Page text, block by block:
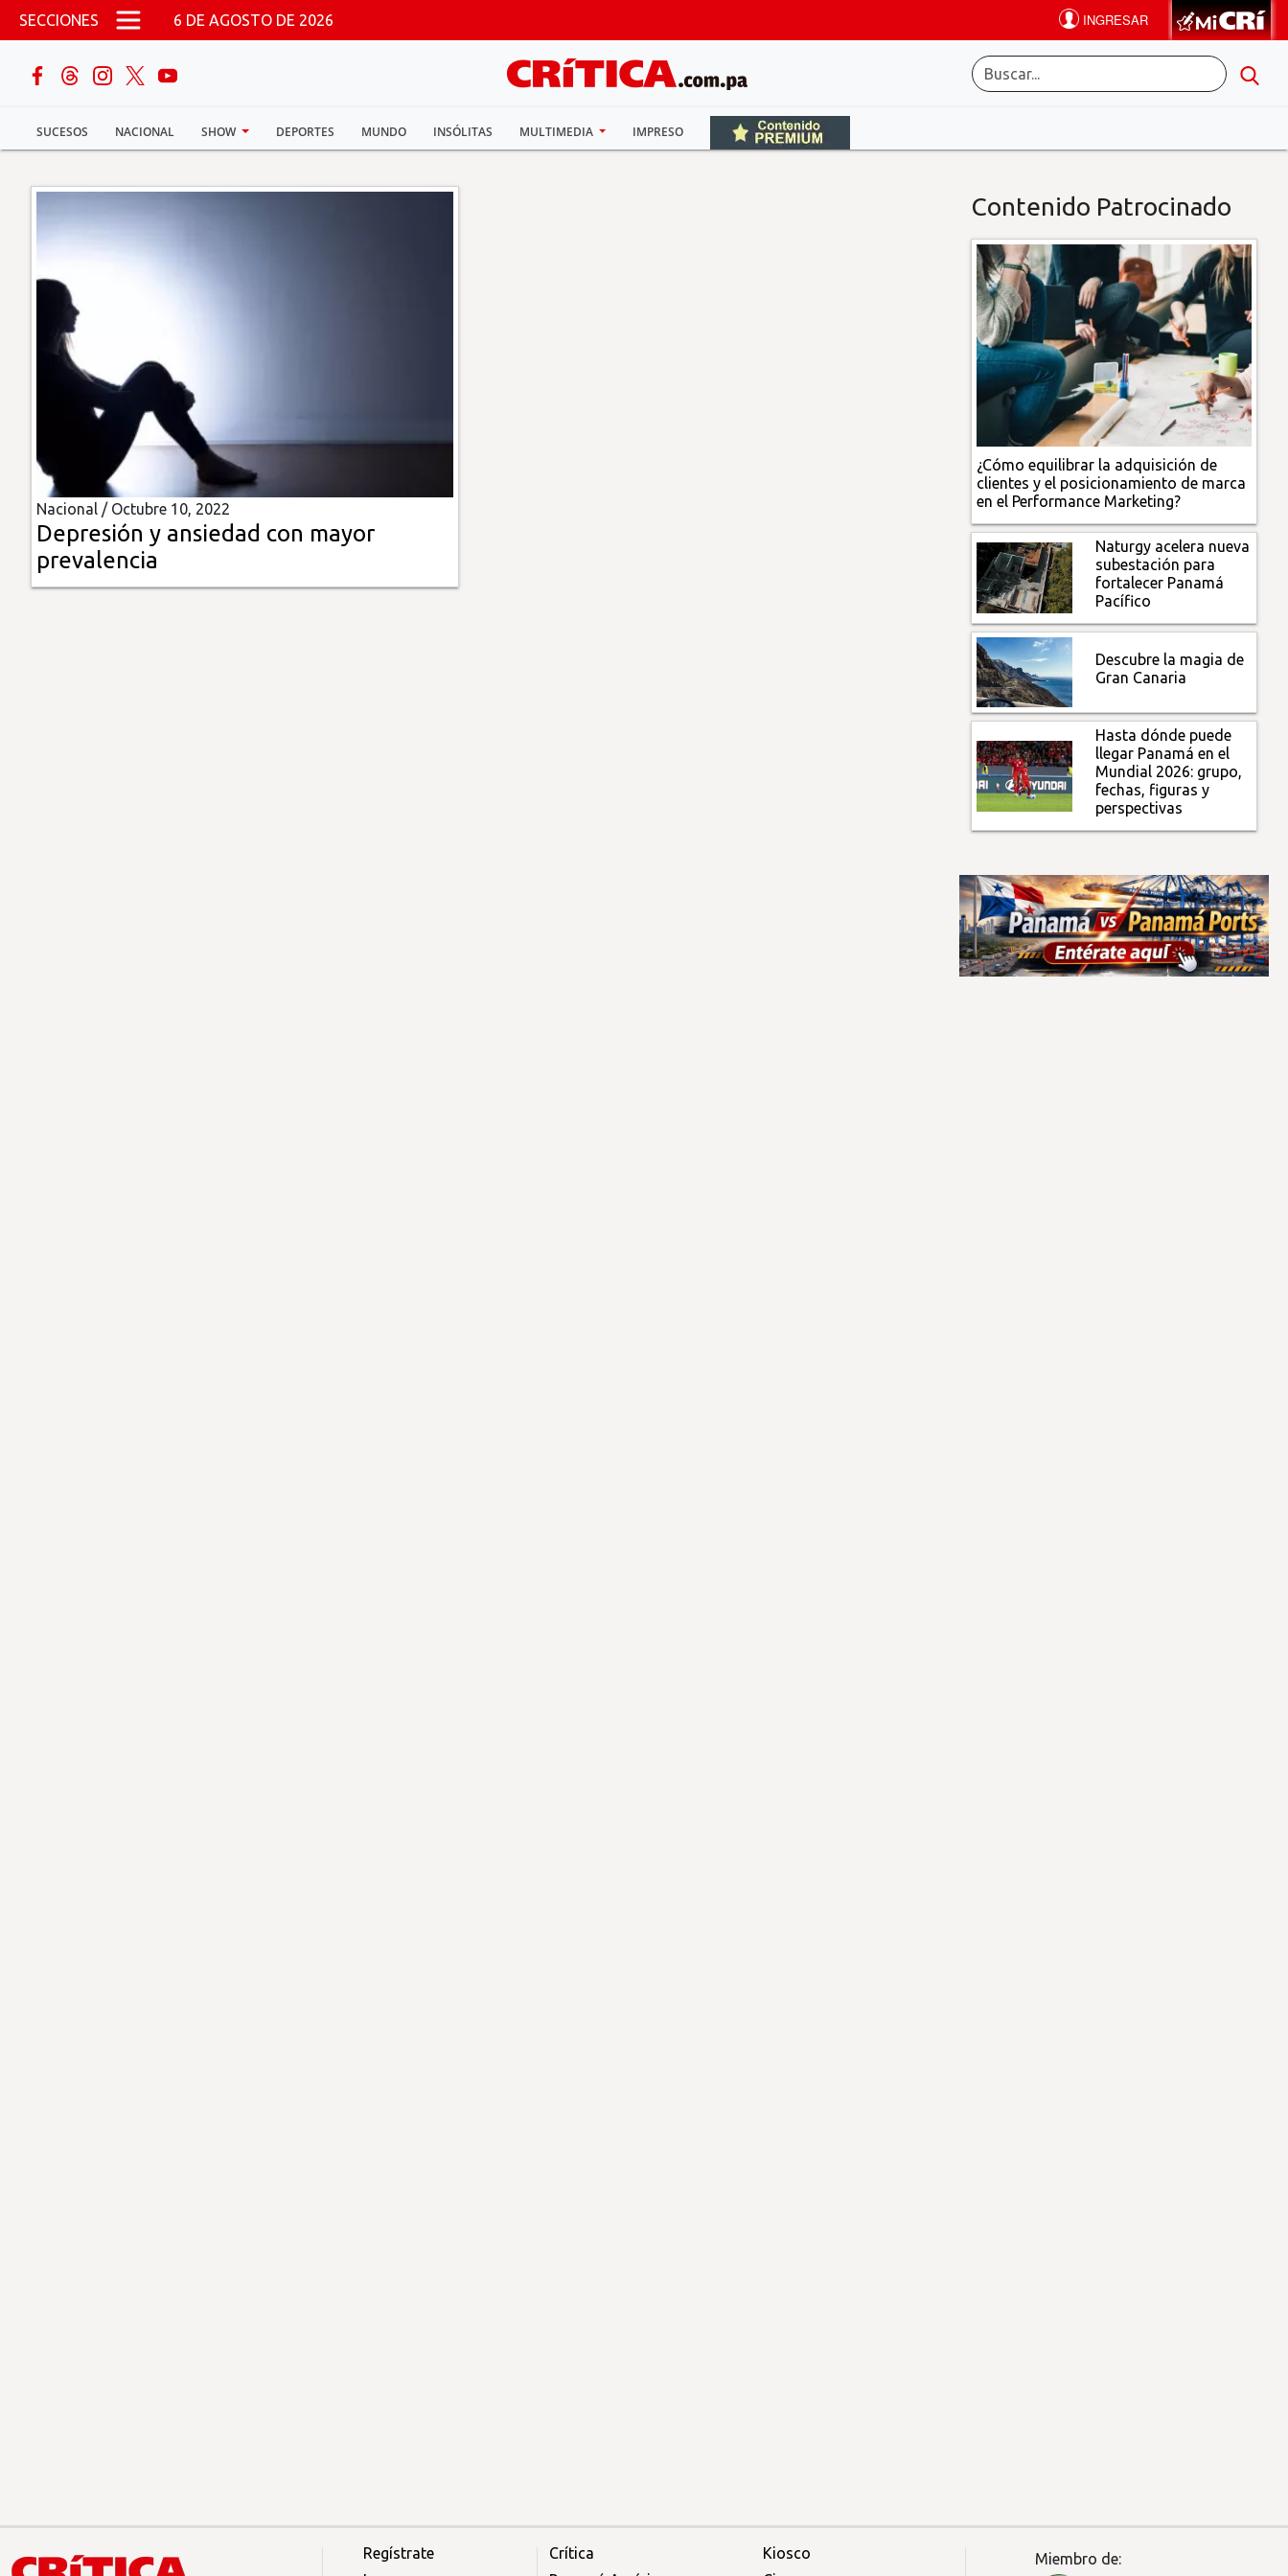
Pasar al contenido principal
SECCIONES 6 DE AGOSTO DE 2026
SUCESOS NACIONAL SHOW DEPORTES MUNDO INSÓLITAS MULTIMEDIA IMPRESO
buscar
Sucesos
Nacional
Política
Deportes
Insólitas
Multimedia
Impreso
Nacional / Octubre 10, 2022
Depresión y ansiedad con mayor
prevalencia
Contenido Patrocinado
¿Cómo equilibrar la adquisición de
clientes y el posicionamiento de marca
en el Performance Marketing?
Naturgy acelera nueva
subestación para
fortalecer Panamá
Pacífico
Descubre la magia de
Gran Canaria
Hasta dónde puede
llegar Panamá en el
Mundial 2026: grupo,
fechas, figuras y
perspectivas
Regístrate
Crítica
Kiosco
Miembro de: